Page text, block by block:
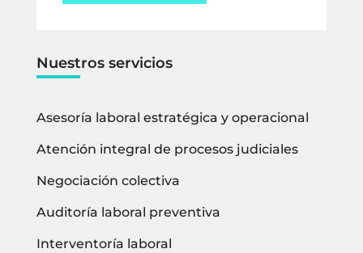
Nuestros servicios
Asesoría laboral estratégica y operacional
Atención integral de procesos judiciales
Negociación colectiva
Auditoría laboral preventiva
Interventoría laboral